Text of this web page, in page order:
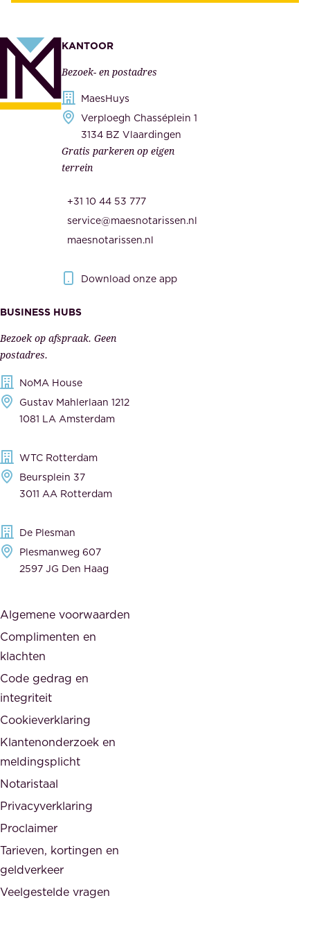
k
e
h
e
s
i
j
t
o
g
e
d
e
n
i
n
t
g
.
n
n
e
s
l
e
r
c
i
,
d
e
o
v
e
r
h
e
i
e
n
d
KANTOOR
Bezoek- en postadres
MaesHuys
Verploegh Chasséplein 1
3134 BZ Vlaardingen
Gratis parkeren op eigen
terrein
+31 10 44 53 777
service@maesnotarissen.nl
maesnotarissen.nl
Download onze app
BUSINESS HUBS
Bezoek op afspraak. Geen
postadres.
NoMA House
Gustav Mahlerlaan 1212
1081 LA Amsterdam
WTC Rotterdam
Beursplein 37
3011 AA Rotterdam
De Plesman
Plesmanweg 607
2597 JG Den Haag
Algemene voorwaarden
Complimenten en
klachten
Code gedrag en
integriteit
Cookieverklaring
Klantenonderzoek en
meldingsplicht
Notaristaal
Privacyverklaring
Proclaimer
Tarieven, kortingen en
geldverkeer
Veelgestelde vragen